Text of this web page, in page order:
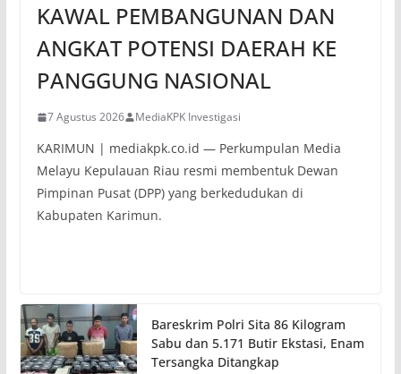
KAWAL PEMBANGUNAN DAN
ANGKAT POTENSI DAERAH KE
PANGGUNG NASIONAL
7 Agustus 2026 MediaKPK Investigasi
KARIMUN | mediakpk.co.id — Perkumpulan Media
Melayu Kepulauan Riau resmi membentuk Dewan
Pimpinan Pusat (DPP) yang berkedudukan di
Kabupaten Karimun.
Bareskrim Polri Sita 86 Kilogram
Sabu dan 5.171 Butir Ekstasi, Enam
Tersangka Ditangkap